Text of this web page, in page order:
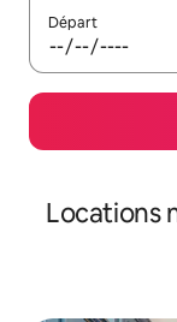
Départ
Locations